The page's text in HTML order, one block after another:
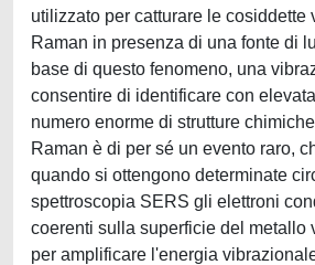
utilizzato per catturare le cosiddette
Raman in presenza di una fonte di
base di questo fenomeno, una
consentire di identificare con
numero enorme di strutture
Raman è di per sé un evento raro,
quando si ottengono determinate
spettroscopia SERS gli elettroni
coerenti sulla superficie del metallo
per amplificare l'energia